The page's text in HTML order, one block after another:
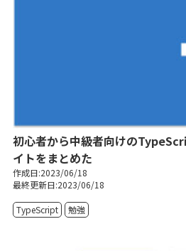
初心者から中級者向けの
イトをまとめた
作成日:2023/06/18
最終更新日:2023/06/18
TypeScript 勉強